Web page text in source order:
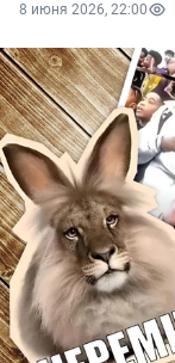
8 июня 2026, 22:00